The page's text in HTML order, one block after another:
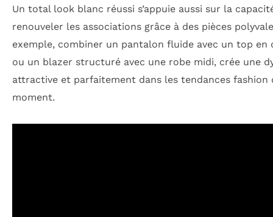
Un total look blanc réussi s’appuie aussi sur la
renouveler les associations grâce à des pièces
exemple, combiner un pantalon fluide avec un top en
ou un blazer structuré avec une robe midi, crée une
attractive et parfaitement dans les tendances fashion
moment.